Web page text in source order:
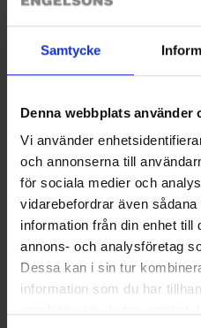
Samtycke
Denna webbplats använder
Vi använder
och annonserna till
för sociala medier och
vidarebefordrar även
information från din enhet till
annons- och analysföretag
Dessa kan i sin tur
information som du har
Sukat Coolmax® Harmaa
Alk.6,50 €
Samankaltaiset